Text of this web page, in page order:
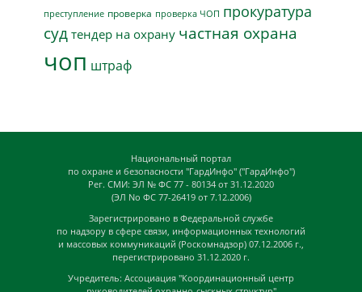
преступление проверка проверка ЧОП прокуратура
суд тендер на охрану частная охрана
чоп штраф
Национальный портал
по охране и безопасности "ГардИнфо" ("ГардИнфо")
Рег. СМИ: ЭЛ № ФС 77 - 80134 от 31.12.2020
(ЭЛ No ФС 77-26419 от 7.12.2006)
Зарегистрировано в Федеральной службе
по надзору в сфере связи, информационных технологий
и массовых коммуникаций (Роскомнадзор) 07.12.2006 г.,
перегистрировано 31.12.2020 г.
Учредитель: Ассоциация "Координационный центр